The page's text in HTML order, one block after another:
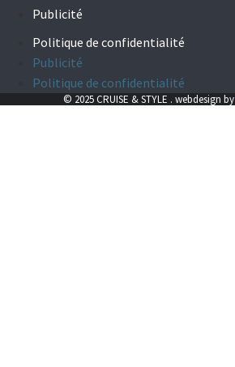
Publicité
Politique de confidentialité
Publicité
Politique de confidentialité
© 2025 CRUISE & STYLE . webdesign by